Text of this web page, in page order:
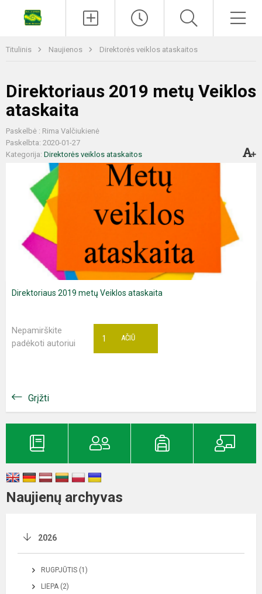
Titulinis Naujienos Direktorės veiklos ataskaitos
Direktoriaus 2019 metų Veiklos
ataskaita
Paskelbė : Rima Valčiukienė
Paskelbta: 2020-01-27
Kategorija: Direktorės veiklos ataskaitos
Direktoriaus 2019 metų Veiklos ataskaita
Nepamirškite
padėkoti autoriui
AČIŪ
1
Grįžti
Naujienų archyvas
2026
RUGPJŪTIS (1)
LIEPA (2)